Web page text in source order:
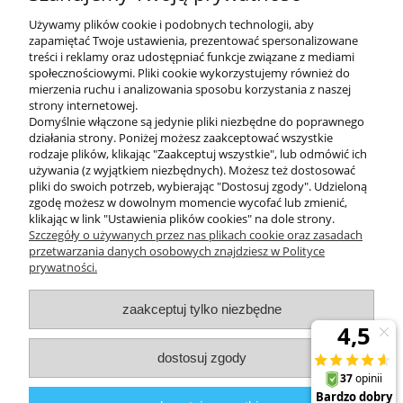
KONTAKT
DODATKOWE
MOJE KONTO
INFORMACJE
Używamy plików cookie i podobnych technologii, aby
zapamiętać Twoje ustawienia, prezentować spersonalizowane
treści i reklamy oraz udostępniać funkcje związane z mediami
społecznościowymi. Pliki cookie wykorzystujemy również do
mierzenia ruchu i analizowania sposobu korzystania z naszej
strony internetowej.
Domyślnie włączone są jedynie pliki niezbędne do poprawnego
działania strony. Poniżej możesz zaakceptować wszystkie
rodzaje plików, klikając "Zaakceptuj wszystkie", lub odmówić ich
używania (z wyjątkiem niezbędnych). Możesz też dostosować
pliki do swoich potrzeb, wybierając "Dostosuj zgody". Udzieloną
zgodę możesz w dowolnym momencie wycofać lub zmienić,
klikając w link "Ustawienia plików cookies" na dole strony.
Szczegóły o używanych przez nas plikach cookie oraz zasadach
przetwarzania danych osobowych znajdziesz w Polityce
prywatności.
zaakceptuj tylko niezbędne
dostosuj zgody